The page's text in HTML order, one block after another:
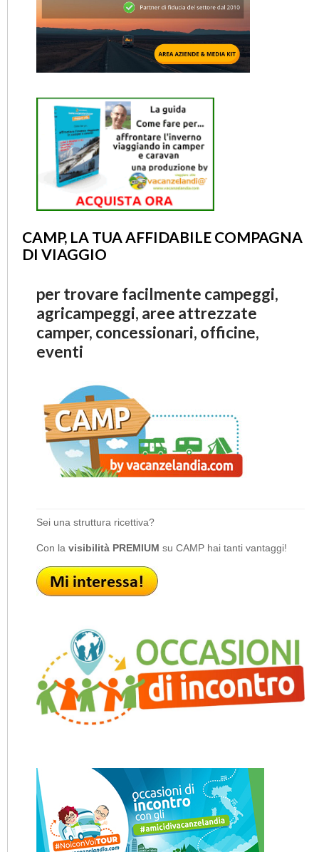
CAMP, LA TUA AFFIDABILE COMPAGNA
DI VIAGGIO
per trovare facilmente campeggi,
agricampeggi, aree attrezzate
camper, concessionari, officine,
eventi
Sei una struttura ricettiva?
Con la visibilità PREMIUM su CAMP hai tanti vantaggi!